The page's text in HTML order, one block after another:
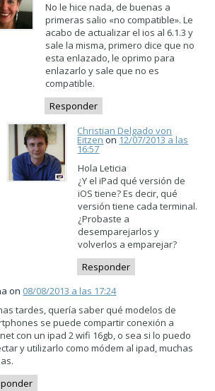
No le hice nada, de buenas a
primeras salio «no compatible». Le
acabo de actualizar el ios al 6.1.3 y
sale la misma, primero dice que no
esta enlazado, le oprimo para
enlazarlo y sale que no es
compatible.
Responder
Christian Delgado von
Eitzenon12/07/2013 a las
16:57
Hola Leticia
¿Y el iPad qué versión de
iOS tiene? Es decir, qué
versión tiene cada terminal.
¿Probaste a
desemparejarlos y
volverlos a emparejar?
Responder
on 08/08/2013 a las 17:24
tardes, quería saber qué modelos de
se puede compartir conexión a
con un ipad 2 wifi 16gb, o sea si lo puedo
y utilizarlo como módem al ipad, muchas